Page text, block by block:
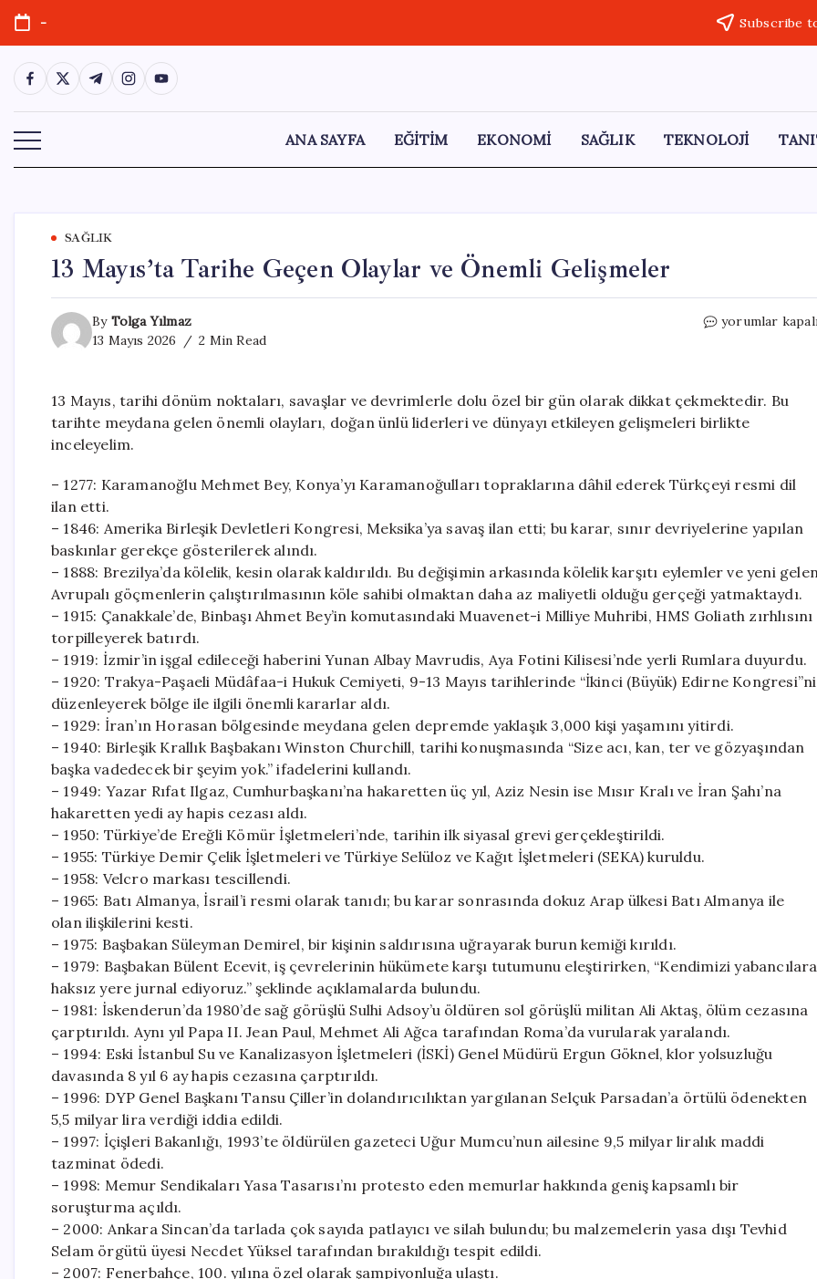
Skip
content
- Subscribe
https://www.facebook.com/
https://twitter.com/
https://t.me/
https://www.instagram.com/
https://youtube.com/
ANA SAYFA EĞİTİM EKONOMİ SAĞLIK TEKNOLOJİ
SAĞLIK
13 Mayıs’ta Tarihe Geçen Olaylar ve Önemli Gelişmeler
By Tolga Yılmaz
13 Mayıs 2026
2 Min Read
13
Olaylar
ve
yorumlar
13 Mayıs, tarihi dönüm noktaları, savaşlar ve devrimlerle dolu özel bir gün olarak dikkat çekmektedir. Bu
tarihte meydana gelen önemli olayları, doğan ünlü liderleri ve dünyayı etkileyen gelişmeleri birlikte
inceleyelim.
– 1277: Karamanoğlu Mehmet Bey, Konya’yı Karamanoğulları topraklarına dâhil ederek Türkçeyi resmi dil
ilan etti.
– 1846: Amerika Birleşik Devletleri Kongresi, Meksika’ya savaş ilan etti; bu karar, sınır devriyelerine yapılan
baskınlar gerekçe gösterilerek alındı.
– 1888: Brezilya’da kölelik, kesin olarak kaldırıldı. Bu değişimin arkasında kölelik karşıtı eylemler ve yeni
Avrupalı göçmenlerin çalıştırılmasının köle sahibi olmaktan daha az maliyetli olduğu gerçeği yatmaktaydı.
– 1915: Çanakkale’de, Binbaşı Ahmet Bey’in komutasındaki Muavenet-i Milliye Muhribi, HMS Goliath zırhlısını
torpilleyerek batırdı.
– 1919: İzmir’in işgal edileceği haberini Yunan Albay Mavrudis, Aya Fotini Kilisesi’nde yerli Rumlara duyurdu.
– 1920: Trakya-Paşaeli Müdâfaa-i Hukuk Cemiyeti, 9-13 Mayıs tarihlerinde “İkinci (Büyük) Edirne Kongresi”ni
düzenleyerek bölge ile ilgili önemli kararlar aldı.
– 1929: İran’ın Horasan bölgesinde meydana gelen depremde yaklaşık 3,000 kişi yaşamını yitirdi.
– 1940: Birleşik Krallık Başbakanı Winston Churchill, tarihi konuşmasında “Size acı, kan, ter ve gözyaşından
başka vadedecek bir şeyim yok.” ifadelerini kullandı.
– 1949: Yazar Rıfat Ilgaz, Cumhurbaşkanı’na hakaretten üç yıl, Aziz Nesin ise Mısır Kralı ve İran Şahı’na
hakaretten yedi ay hapis cezası aldı.
– 1950: Türkiye’de Ereğli Kömür İşletmeleri’nde, tarihin ilk siyasal grevi gerçekleştirildi.
– 1955: Türkiye Demir Çelik İşletmeleri ve Türkiye Selüloz ve Kağıt İşletmeleri (SEKA) kuruldu.
– 1958: Velcro markası tescillendi.
– 1965: Batı Almanya, İsrail’i resmi olarak tanıdı; bu karar sonrasında dokuz Arap ülkesi Batı Almanya ile
olan ilişkilerini kesti.
– 1975: Başbakan Süleyman Demirel, bir kişinin saldırısına uğrayarak burun kemiği kırıldı.
– 1979: Başbakan Bülent Ecevit, iş çevrelerinin hükümete karşı tutumunu eleştirirken, “Kendimizi yabancılara
haksız yere jurnal ediyoruz.” şeklinde açıklamalarda bulundu.
– 1981: İskenderun’da 1980’de sağ görüşlü Sulhi Adsoy’u öldüren sol görüşlü militan Ali Aktaş, ölüm cezasına
çarptırıldı. Aynı yıl Papa II. Jean Paul, Mehmet Ali Ağca tarafından Roma’da vurularak yaralandı.
– 1994: Eski İstanbul Su ve Kanalizasyon İşletmeleri (İSKİ) Genel Müdürü Ergun Göknel, klor yolsuzluğu
davasında 8 yıl 6 ay hapis cezasına çarptırıldı.
– 1996: DYP Genel Başkanı Tansu Çiller’in dolandırıcılıktan yargılanan Selçuk Parsadan’a örtülü ödenekten
5,5 milyar lira verdiği iddia edildi.
– 1997: İçişleri Bakanlığı, 1993’te öldürülen gazeteci Uğur Mumcu’nun ailesine 9,5 milyar liralık maddi
tazminat ödedi.
– 1998: Memur Sendikaları Yasa Tasarısı’nı protesto eden memurlar hakkında geniş kapsamlı bir
soruşturma açıldı.
– 2000: Ankara Sincan’da tarlada çok sayıda patlayıcı ve silah bulundu; bu malzemelerin yasa dışı Tevhid
Selam örgütü üyesi Necdet Yüksel tarafından bırakıldığı tespit edildi.
– 2007: Fenerbahçe, 100. yılına özel olarak şampiyonluğa ulaştı.